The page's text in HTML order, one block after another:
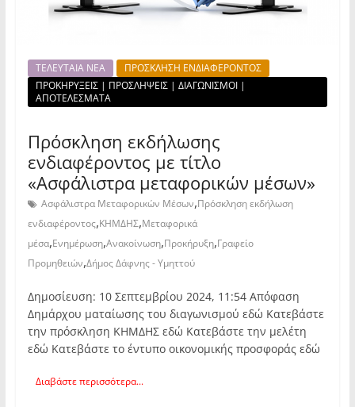
ΤΕΛΕΥΤΑΙΑ ΝΕΑ
ΠΡΟΣΚΛΗΣΗ ΕΝΔΙΑΦΕΡΟΝΤΟΣ
ΠΡΟΚΗΡΥΞΕΙΣ | ΠΡΟΣΛΗΨΕΙΣ | ΔΙΑΓΩΝΙΣΜΟΙ |
ΑΠΟΤΕΛΕΣΜΑΤΑ
Πρόσκληση εκδήλωσης
ενδιαφέροντος με τίτλο
«Ασφάλιστρα μεταφορικών μέσων»
Ασφάλιστρα Μεταφορικών Μέσων,Πρόσκληση εκδήλωση
ενδιαφέροντος,ΚΗΜΔΗΣ,Μεταφορικά
μέσα,Ενημέρωση,Ανακοίνωση,Προκήρυξη,Γραφείο
Προμηθειών,Δήμος Δάφνης - Υμηττού
Δημοσίευση: 10 Σεπτεμβρίου 2024, 11:54 Απόφαση
Δημάρχου ματαίωσης του διαγωνισμού εδώ Κατεβάστε
την πρόσκληση ΚΗΜΔΗΣ εδώ Κατεβάστε την μελέτη
εδώ Κατεβάστε το έντυπο οικονομικής προσφοράς εδώ
Διαβάστε περισσότερα...